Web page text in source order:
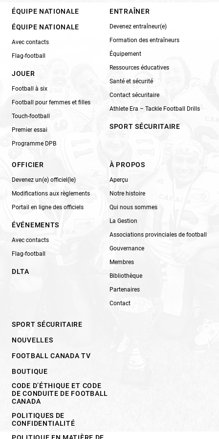
ÉQUIPE NATIONALE
ÉQUIPE NATIONALE
Avec contacts
Flag-football
JOUER
Football à six
Football pour femmes et filles
Touch-football
Premier essai
Programme DPB
ENTRAÎNER
Devenez entraîneur(e)
Formation des entraîneurs
Équipement
Ressources éducatives
Santé et sécurité
Contact sécuritaire
Athlete Era – Tackle Football Drills
SPORT SÉCURITAIRE
OFFICIER
Devenez un(e) officiel(le)
Modifications aux règlements
Portail en ligne des officiels
ÉVÉNEMENTS
Avec contacts
Flag-football
DLTA
À PROPOS
Aperçu
Notre histoire
Qui nous sommes
La Gestion
Associations provinciales de football
Gouvernance
Membres
Bibliothèque
Partenaires
Contact
SPORT SÉCURITAIRE
NOUVELLES
FOOTBALL CANADA TV
BOUTIQUE
CODE D’ÉTHIQUE ET CODE
DE CONDUITE DE FOOTBALL
CANADA
POLITIQUES DE
CONFIDENTIALITÉ
POLITIQUE EN MATIÈRE DE